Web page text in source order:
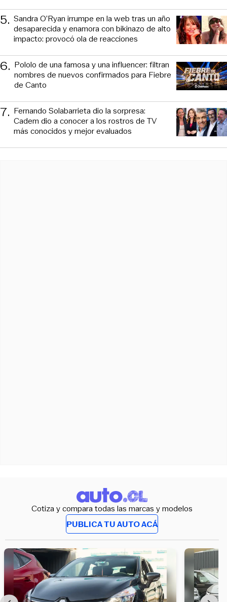
5. Sandra O’Ryan irrumpe en la web tras un año
desaparecida y enamora con bikinazo de alto
impacto: provocó ola de reacciones
6. Pololo de una famosa y una influencer: filtran
nombres de nuevos confirmados para Fiebre
de Canto
7. Fernando Solabarrieta dio la sorpresa:
Cadem dio a conocer a los rostros de TV
más conocidos y mejor evaluados
Cotiza y compara todas las marcas y modelos
PUBLICA TU AUTO ACÁ